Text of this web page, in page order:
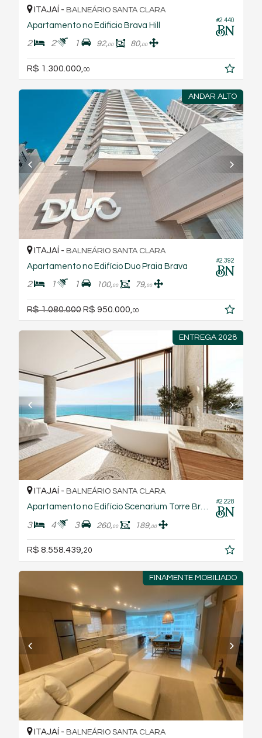
#2.440
ITAJAÍ - BALNEÁRIO SANTA CLARA
Apartamento no Edificio Brava Hill
2 2 1 92,00 80,00
R$ 1.300.000,00
ANDAR ALTO
#2.392
ITAJAÍ - BALNEÁRIO SANTA CLARA
Apartamento no Edifício Duo Praia Brava
2 1 1 100,00 79,00
R$ 1.080.000R$ 950.000, 00
ENTREGA 2028
#2.228
ITAJAÍ - BALNEÁRIO SANTA CLARA
Apartamento no Edifício Scenarium Torre Breeze
3 4 3 260,00 189,00
R$ 8.558.439,20
FINAMENTE MOBILIADO
ITAJAÍ - BALNEÁRIO SANTA CLARA